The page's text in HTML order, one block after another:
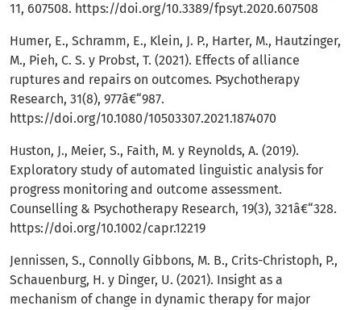
11, 607508. https://doi.org/10.3389/fpsyt.2020.607508
Humer, E., Schramm, E., Klein, J. P., Harter, M., Hautzinger,
M., Pieh, C. S. y Probst, T. (2021). Effects of alliance
ruptures and repairs on outcomes. Psychotherapy
Research, 31(8), 977â€“987.
https://doi.org/10.1080/10503307.2021.1874070
Huston, J., Meier, S., Faith, M. y Reynolds, A. (2019).
Exploratory study of automated linguistic analysis for
progress monitoring and outcome assessment.
Counselling & Psychotherapy Research, 19(3), 321â€“328.
https://doi.org/10.1002/capr.12219
Jennissen, S., Connolly Gibbons, M. B., Crits-Christoph, P.,
Schauenburg, H. y Dinger, U. (2021). Insight as a
mechanism of change in dynamic therapy for major